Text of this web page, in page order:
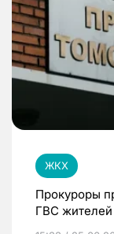
ЖКХ
Прокуроры
ГВС жителей